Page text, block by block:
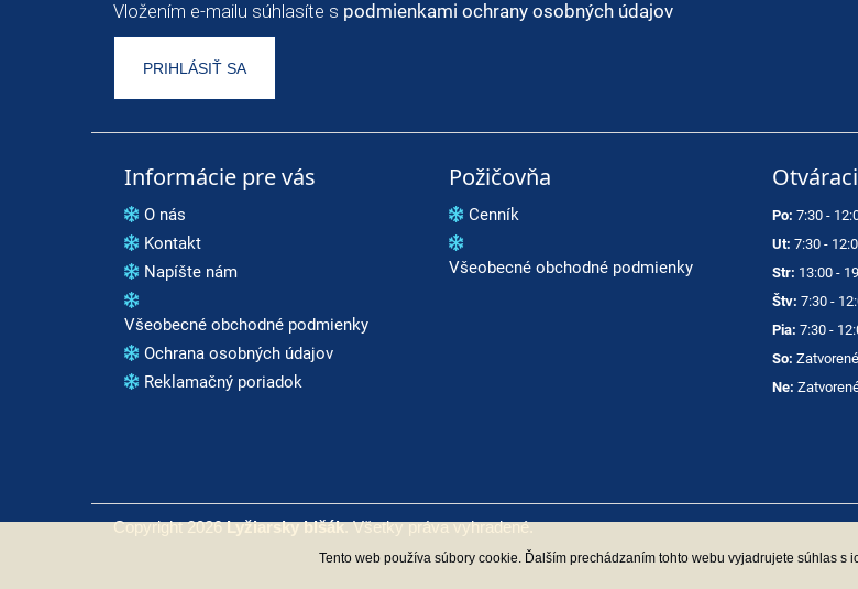
Tento web používa súbory cookie. Ďalším prechádzaním tohto webu vyjadrujete súhlas s
Vložením e-mailu súhlasíte s podmienkami ochrany osobných údajov
PRIHLÁSIŤ SA
Informácie pre vás
O nás
Kontakt
Napíšte nám
Všeobecné obchodné podmienky
Ochrana osobných údajov
Reklamačný poriadok
Požičovňa
Cenník
Všeobecné obchodné podmienky
Po: 7:30 -
Ut: 7:30 -
Str: 13:00 -
Štv: 7:30 -
Pia: 7:30 -
So: Zatvorené
Ne:
Copyright 2026Lyžiarsky blšák. Všetky práva vyhradené.